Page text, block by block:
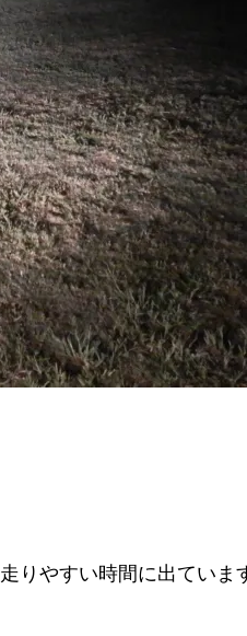
りやすい時間に出ていま